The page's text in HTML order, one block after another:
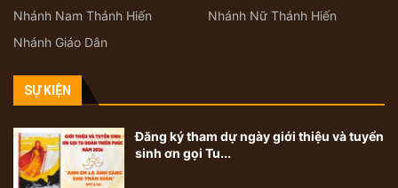
Nhánh Nam Thánh Hiến
Nhánh Nữ Thánh Hiến
Nhánh Giáo Dân
SỰ KIỆN
Đăng ký tham dự ngày giới thiệu và tuyển
sinh ơn gọi Tu...